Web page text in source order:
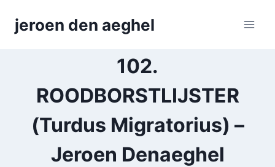
jeroen den aeghel
102.
ROODBORSTLIJSTER
(Turdus Migratorius) –
Jeroen Denaeghel